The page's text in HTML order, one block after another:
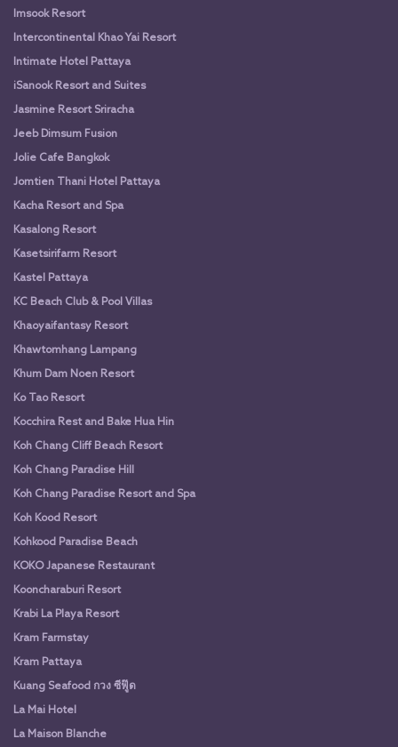
Imsook Resort
Intercontinental Khao Yai Resort
Intimate Hotel Pattaya
iSanook Resort and Suites
Jasmine Resort Sriracha
Jeeb Dimsum Fusion
Jolie Cafe Bangkok
Jomtien Thani Hotel Pattaya
Kacha Resort and Spa
Kasalong Resort
Kasetsirifarm Resort
Kastel Pattaya
KC Beach Club & Pool Villas
Khaoyaifantasy Resort
Khawtomhang Lampang
Khum Dam Noen Resort
Ko Tao Resort
Kocchira Rest and Bake Hua Hin
Koh Chang Cliff Beach Resort
Koh Chang Paradise Hill
Koh Chang Paradise Resort and Spa
Koh Kood Resort
Kohkood Paradise Beach
KOKO Japanese Restaurant
Kooncharaburi Resort
Krabi La Playa Resort
Kram Farmstay
Kram Pattaya
Kuang Seafood กวง ซีฟู๊ด
La Mai Hotel
La Maison Blanche